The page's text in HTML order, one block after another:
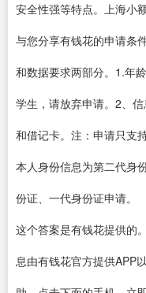
安全性强等特点。上海小
与您分享有钱花的申请条
和数据要求两部分。1.年
学生，请放弃申请。2、
和借记卡。注：申请只支
本人身份信息为第二代身
份证、一代身份证申请。
这个答案是有钱花提供的
息由有钱花官方提供APP